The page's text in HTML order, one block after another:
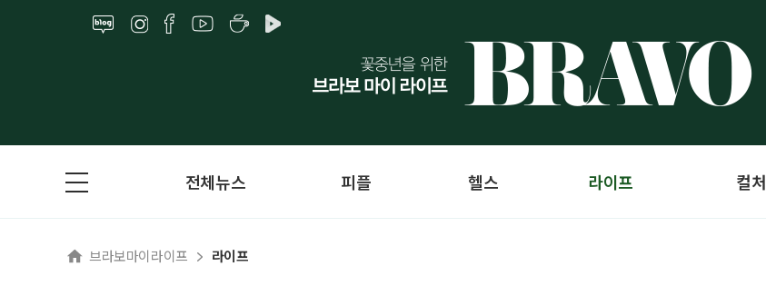
전체뉴스 피플 헬스 라이프 컬처
브라보마이라이프 라이프